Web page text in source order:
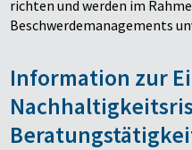
richten und werden im
Beschwerdemanagements
Information zur